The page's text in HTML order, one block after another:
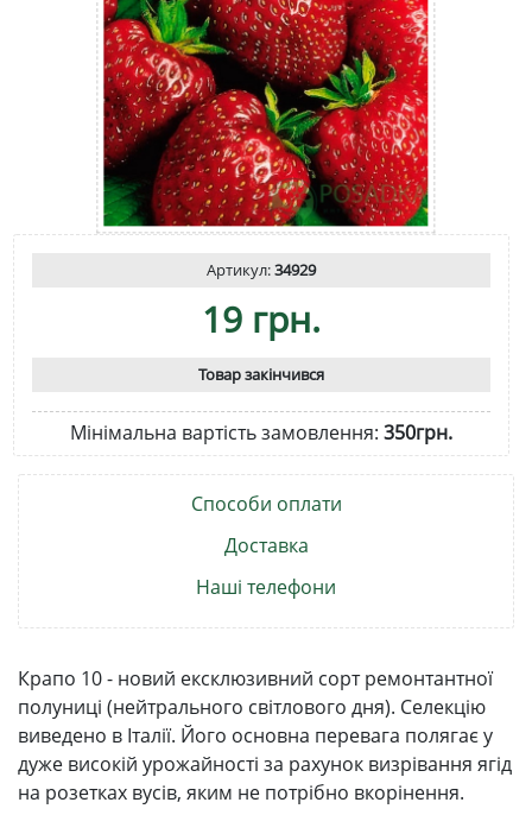
Артикул:34929
19 грн.
Товар закінчився
Мінімальна вартість замовлення: 350грн.
Способи оплати
Доставка
Наші телефони
Крапо 10 - новий ексклюзивний сорт ремонтантної
полуниці (нейтрального світлового дня). Селекцію
виведено в Італії. Його основна перевага полягає у
дуже високій урожайності за рахунок визрівання ягід
на розетках вусів, яким не потрібно вкорінення.